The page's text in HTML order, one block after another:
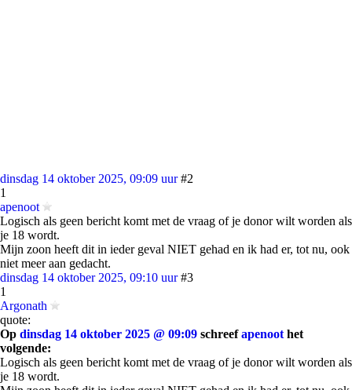
dinsdag 14 oktober 2025, 09:09 uur #2
1
apenoot
Logisch als geen bericht komt met de vraag of je donor wilt worden als
je 18 wordt.
Mijn zoon heeft dit in ieder geval NIET gehad en ik had er, tot nu, ook
niet meer aan gedacht.
dinsdag 14 oktober 2025, 09:10 uur #3
1
Argonath
quote:
Op dinsdag 14 oktober 2025 @ 09:09 schreefapenoot het
volgende:
Logisch als geen bericht komt met de vraag of je donor wilt worden als
je 18 wordt.